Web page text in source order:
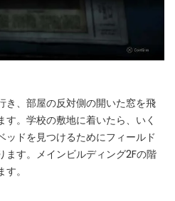
き、部屋の反対側の開いた窓を飛
。学校の敷地に着いたら、いく
ッドを見つけるためにフィールド
ます。メインビルディング2Fの階
。